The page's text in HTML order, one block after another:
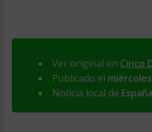
Ver original en Cinco
Publicado el
Noticia local de España